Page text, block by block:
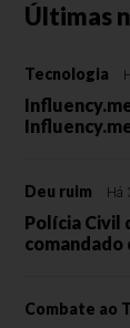
Últimas
Tecnologia
Deu ruim Há
Polícia Civil
Combate ao